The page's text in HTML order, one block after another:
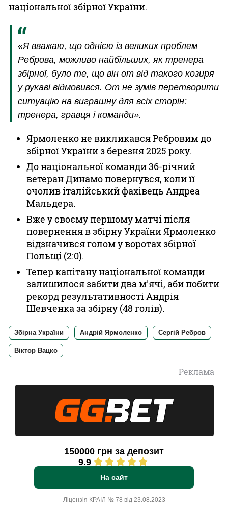
національної збірної України.
«Я вважаю, що однією із великих проблем
Реброва, можливо найбільших, як тренера
збірної, було те, що він от від такого козиря
у рукаві відмовився. От не зумів перетворити
ситуацію на виграшну для всіх сторін:
тренера, гравця і команди».
Ярмоленко не викликався Ребровим до
збірної України з березня 2025 року.
До національної команди 36-річний
ветеран Динамо повернувся, коли її
очолив італійський фахівець Андреа
Мальдера.
Вже у своєму першому матчі після
повернення в збірну України Ярмоленко
відзначився голом у воротах збірної
Польщі (2:0).
Тепер капітану національної команди
залишилося забити два м'ячі, аби побити
рекорд результативності Андрія
Шевченка за збірну (48 голів).
Збірна України Андрій Ярмоленко Сергій Ребров
Віктор Вацко
Реклама
150000 грн за депозит
9.9
На сайт
Ліцензія КРАІЛ № 78 від 23.08.2023